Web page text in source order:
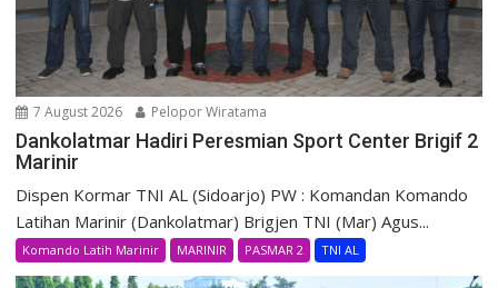
7 August 2026 Pelopor Wiratama
Dankolatmar Hadiri Peresmian Sport Center Brigif 2
Marinir
Dispen Kormar TNI AL (Sidoarjo) PW : Komandan Komando
Latihan Marinir (Dankolatmar) Brigjen TNI (Mar) Agus...
Komando Latih Marinir MARINIR PASMAR 2 TNI AL